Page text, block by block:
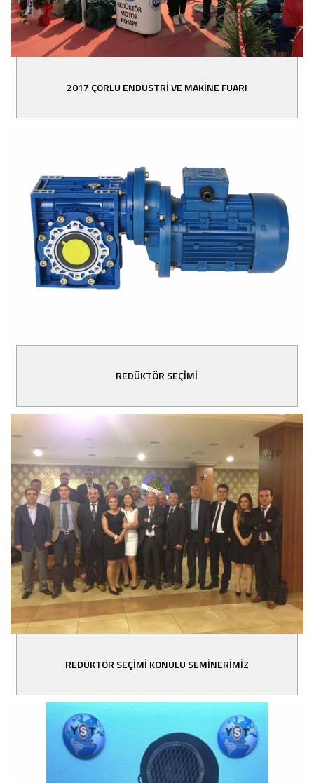
2017 ÇORLU ENDÜSTRİ VE MAKİNE FUARI
REDÜKTÖR SEÇİMİ
REDÜKTÖR SEÇİMİ KONULU SEMİNERİMİZ